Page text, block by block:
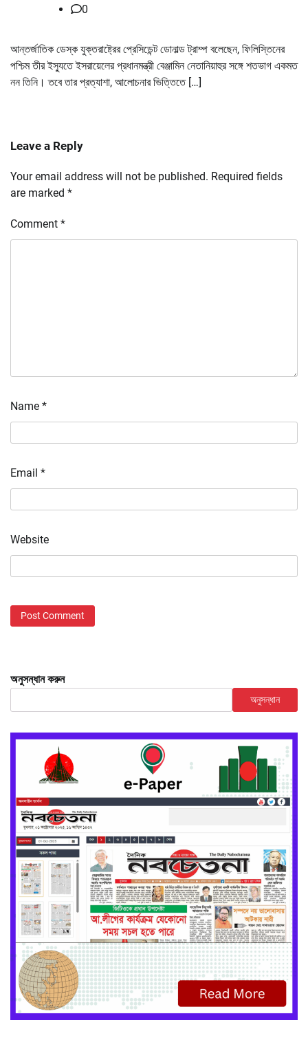
0
আন্তর্জাতিক ডেস্ক যুক্তরাষ্ট্রের প্রেসিডেন্ট ডোনাল্ড ট্রাম্প বলেছেন, ফিলিস্তিনের
পশ্চিম তীর ইস্যুতে ইসরায়েলের প্রধানমন্ত্রী বেঞ্জামিন নেতানিয়াহুর সঙ্গে শতভাগ একমত
নন তিনি। তবে তার প্রত্যাশা, আলোচনার ভিত্তিতে […]
Leave a Reply
Your email address will not be published. Required fields
are marked *
Comment *
Name *
Email *
Website
অনুসন্ধান করুন
অনুসন্ধান